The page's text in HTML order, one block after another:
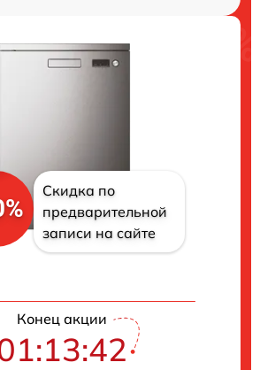
Скидка по
предварительной
записи на сайте
Конец акции